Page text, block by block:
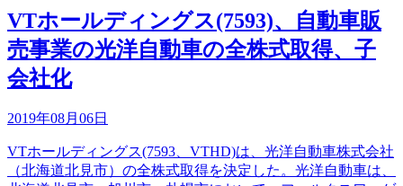
VTホールディングス(7593)、自動車販
売事業の光洋自動車の全株式取得、子
会社化
2019年08月06日
VTホールディングス(7593、VTHD)は、光洋自動車株式会社
（北海道北見市）の全株式取得を決定した。光洋自動車は、